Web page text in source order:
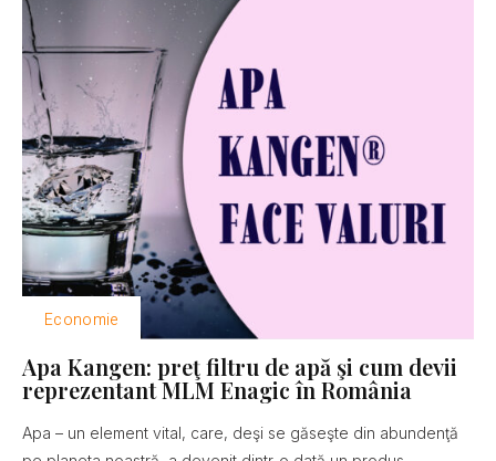
Economie
Apa Kangen: preţ filtru de apă şi cum devii
reprezentant MLM Enagic în România
Apa – un element vital, care, deşi se găseşte din abundenţă